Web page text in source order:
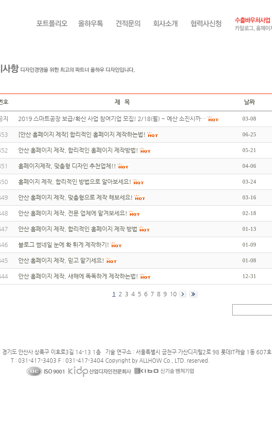
호
제 목 날짜
지 2019 스마트공장 보급/확산 사업 참여기업 모집! 2/18(월) ~ 예산 소진시까… 03-08
[안산 홈페이지 제작] 합리적인 홈페이지 제작하는법! 06-25
안산 홈페이지 제작, 합리적인 홈페이지 제작방법! 05-21
홈페이지제작, 맞춤형 디자인 추천업체!! 04-06
홈페이지 제작, 합리적인 방법으로 알아보세요! 03-24
안산 홈페이지 제작, 맞춤형으로 제작 해보세요! 03-16
안산 홈페이지 제작, 전문 업체에 맡겨보세요! 02-18
안산 홈페이지 제작, 합리적인 홈페이지 제작 방법 01-13
블로그 썸네일 눈에 확 튀게 제작하기! 01-09
안산 홈페이지 제작, 믿고 맡기세요! 01-08
안산 홈페이지 제작, 새해에 똑똑하게 제작하는법! 12-31
1 2 3 4 5 6 7 8 9 10
기도 안산사 상록구 이호로3길 14-13 1층 기술 연구소 : 서울특별시 금천구 가산디지털2로 98 롯데IT캐슬 1동 607호
T : 031-417-3403 F : 031-417-3404 Copyright by ALLHOW Co., LTD. reserved.